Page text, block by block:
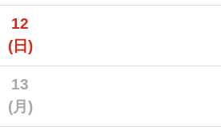
12
(日)
13
(月)